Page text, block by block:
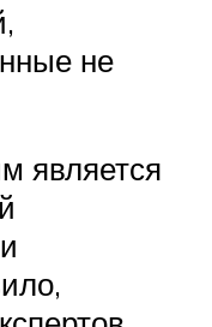
не
является